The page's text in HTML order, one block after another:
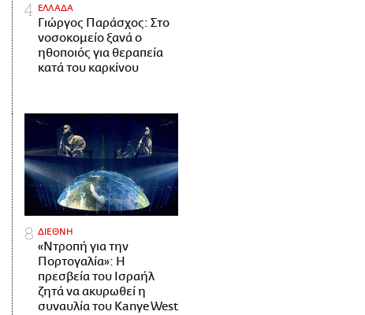
ΕΛΛΑΔΑ
Γιώργος Παράσχος: Στο
νοσοκομείο ξανά ο
ηθοποιός για θεραπεία
κατά του καρκίνου
ΔΙΕΘΝΗ
«Ντροπή για την
Πορτογαλία»: Η
πρεσβεία του Ισραήλ
ζητά να ακυρωθεί η
συναυλία του Kanye West